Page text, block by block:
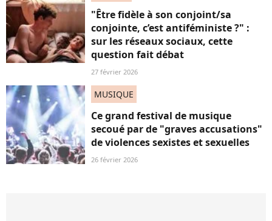
"Être fidèle à son conjoint/sa
conjointe, c’est antiféministe ?" :
sur les réseaux sociaux, cette
question fait débat
27 février 2026
MUSIQUE
Ce grand festival de musique
secoué par de "graves accusations"
de violences sexistes et sexuelles
26 février 2026